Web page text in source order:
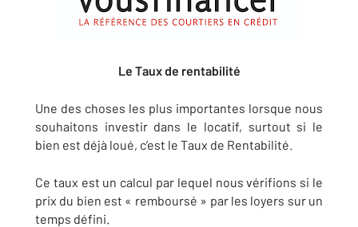
Le Taux de rentabilité
Une des choses les plus importantes lorsque nous
souhaitons investir dans le locatif, surtout si le
bien est déjà loué, c’est le Taux de Rentabilité.
Ce taux est un calcul par lequel nous vérifions si le
prix du bien est « remboursé » par les loyers sur un
temps défini.